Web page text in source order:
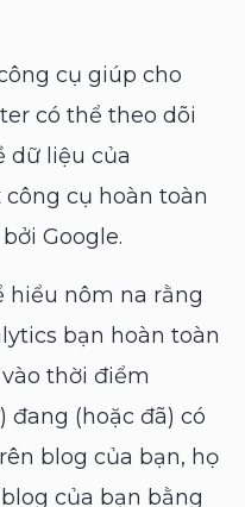
cụ giúp cho
có thể theo dõi
dữ liệu của
cụ hoàn toàn
Google.
hiểu nôm na rằng
bạn hoàn toàn
thời điểm
đang (hoặc đã) có
blog của bạn, họ
của bạn bằng